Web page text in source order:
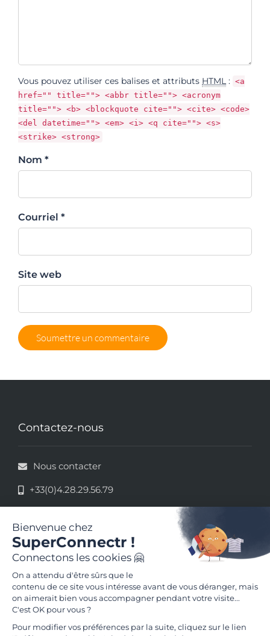
Vous pouvez utiliser ces balises et attributs HTML : <a
href="" title=""> <abbr title=""> <acronym
title=""> <b> <blockquote cite=""> <cite> <code>
<del datetime=""> <em> <i> <q cite=""> <s>
<strike> <strong>
Nom *
Courriel *
Site web
Contactez-nous
Nous contacter
+33(0)4.28.29.56.79
33 rue de la République - 69002 Lyon
Mentions légales
Conditions Générales d'Utilisation
Suivez-nous